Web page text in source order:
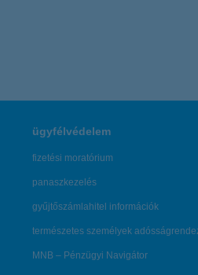
ügyfélvédelem
fizetési moratórium
panaszkezelés
gyűjtőszámlahitel információk
természetes személyek
MNB – Pénzügyi Navigátor